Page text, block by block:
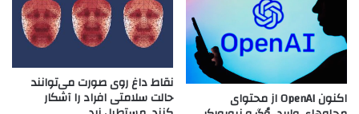
اکنون OpenAI از محتوای
نقاط داغ روی صورت می‌توانند
حالت سلامتی افراد را آشکار